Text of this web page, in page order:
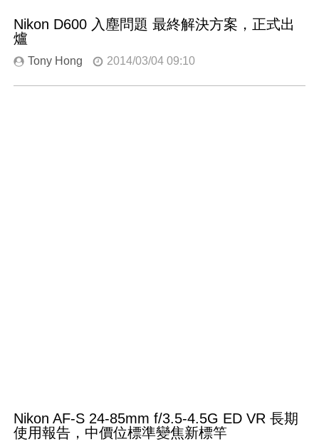
Nikon D600 入塵問題 最終解決方案，正式出
爐
Tony Hong 2014/03/04 09:10
Nikon AF-S 24-85mm f/3.5-4.5G ED VR 長期
使用報告，中價位標準變焦新標竿